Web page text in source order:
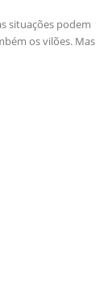
situações podem
os vilões. Mas